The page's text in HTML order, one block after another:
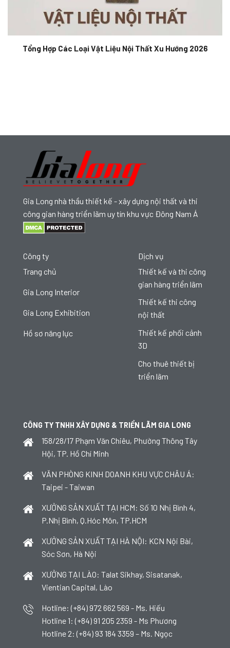
Tổng Hợp Các Loại Vật Liệu Nội Thất Xu Hướng 2026
Gia Long nhà thầu thiết kế - xây dựng nội thất và thi
công gian hàng triển lãm uy tín khu vực Đông Nam Á
Công ty
Trang chủ
Gia Long Interior
Gia Long Exhibition
Hồ sơ năng lực
Dịch vụ
Thiết kế và thi công
gian hàng triển lãm
Thiết kế thi công
nội thất
Thiết kế phối cảnh
3D
Cho thuê thiết bị
triển lãm
CÔNG TY TNHH XÂY DỰNG & TRIỂN LÃM GIA LONG
158/28/17 Phạm Văn Chiêu, Phường Thông Tây
Hội, TP. Hồ Chí Minh
VĂN PHÒNG KINH DOANH KHU VỰC CHÂU Á:
Taipei - Taiwan
XƯỞNG SẢN XUẤT TẠI HCM: Số 10 Nhị Bình 4,
P.Nhị Bình, Q.Hóc Môn, TP.HCM
XƯỞNG SẢN XUẤT TẠI HÀ NỘI: KCN Nội Bài,
Sóc Sơn, Hà Nội
XƯỞNG TẠI LÀO: Talat Sikhay, Sisatanak,
Vientian Capital, Lào
Hotline: (+84) 972 662 569 - Ms. Hiếu
Hotline 1: (+84) 91 205 2359 - Ms Phương
Hotline 2: (+84) 93 184 3359 – Ms. Ngọc